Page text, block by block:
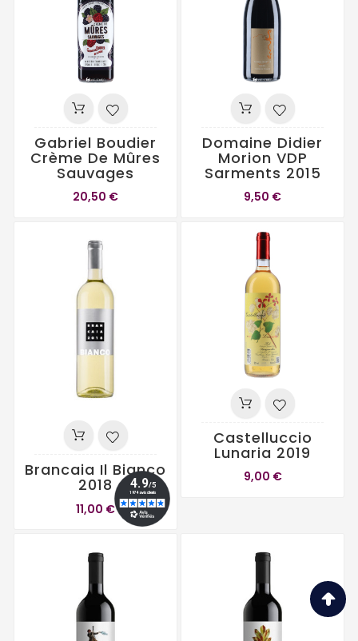
Gabriel Boudier
Crème De Mûres
Sauvages
20,50 €
Domaine Didier
Morion VDP
Sarments 2015
9,50 €
Brancaia Il Bianco
2018
11,00 €
Castelluccio
Lunaria 2019
9,00 €